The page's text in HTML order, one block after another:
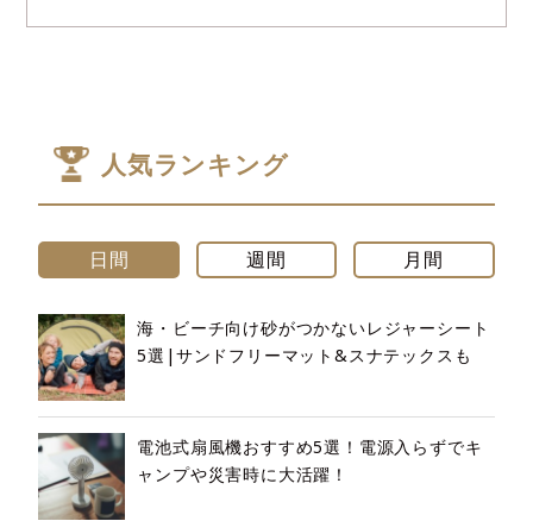
最も普及しているテントタイプです。 ポールをスリ
人気ランキング
日間 週間 月間
海・ビーチ向け砂がつかないレジャーシート
5選|サンドフリーマット&スナテックスも
電池式扇風機おすすめ5選！電源入らずでキ
ャンプや災害時に大活躍！